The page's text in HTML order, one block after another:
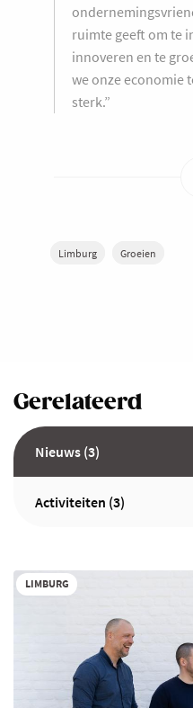
ruimte geeft om te
innoveren en te
we onze economie
sterk.”
Limburg Groeien
Gerelateerd
Nieuws (3)
Activiteiten (3)
LIMBURG